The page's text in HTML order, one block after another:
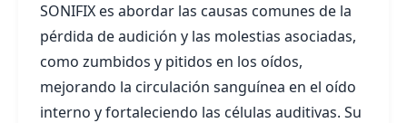
SONIFIX es abordar las causas comunes de la
pérdida de audición y las molestias asociadas,
como zumbidos y pitidos en los oídos,
mejorando la circulación sanguínea en el oído
interno y fortaleciendo las células auditivas. Su